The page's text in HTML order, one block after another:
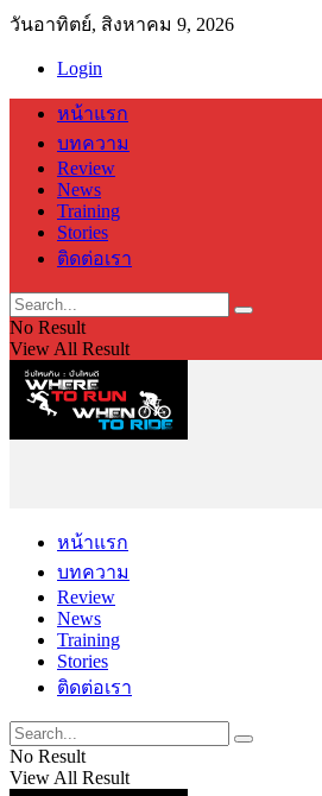
วันอาทิตย์, สิงหาคม 9, 2026
Login
หน้าแรก
บทความ
Review
News
Training
Stories
ติดต่อเรา
No Result
View All Result
หน้าแรก
บทความ
Review
News
Training
Stories
ติดต่อเรา
No Result
View All Result